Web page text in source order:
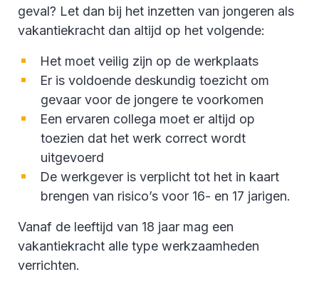
geval? Let dan bij het inzetten van jongeren als
vakantiekracht dan altijd op het volgende:
Het moet veilig zijn op de werkplaats
Er is voldoende deskundig toezicht om
gevaar voor de jongere te voorkomen
Een ervaren collega moet er altijd op
toezien dat het werk correct wordt
uitgevoerd
De werkgever is verplicht tot het in kaart
brengen van risico’s voor 16- en 17 jarigen.
Vanaf de leeftijd van 18 jaar mag een
vakantiekracht alle type werkzaamheden
verrichten.